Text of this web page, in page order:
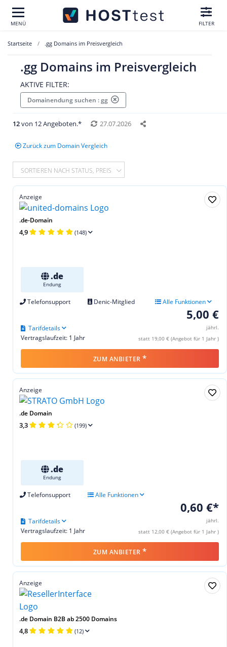
MENÜ FILTER
Startseite .gg Domains im Preisvergleich
.gg Domains im Preisvergleich
AKTIVE FILTER:
Domainendung suchen : gg
12von 12 Angeboten.* 27.07.2026
Zurück zum Domain Vergleich
SORTIEREN NACH STATUS, PREIS
Anzeige
.de-Domain
4,9 (148)
.de
Endung
Telefonsupport Denic-Mitglied Alle Funktionen
5,00 €
jährl.
statt 19,00 € (Angebot für 1 Jahr )
Vertragslaufzeit: 1 Jahr
Tarifdetails
ZUM ANBIETER *
Anzeige
.de Domain
3,3 (199)
.de
Endung
Telefonsupport Alle Funktionen
0,60 €*
jährl.
statt 12,00 € (Angebot für 1 Jahr )
Vertragslaufzeit: 1 Jahr
Tarifdetails
ZUM ANBIETER *
Anzeige
.de Domain B2B ab 2500 Domains
4,8 (12)